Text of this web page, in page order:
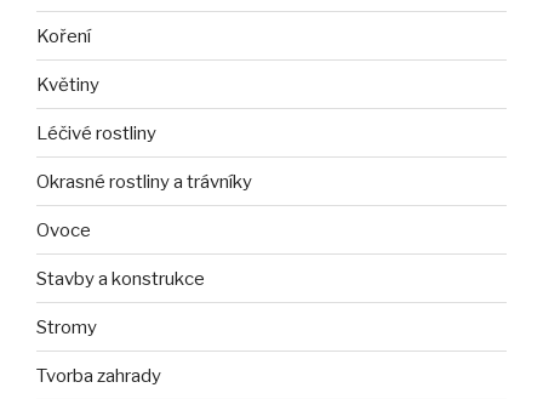
Koření
Květiny
Léčivé rostliny
Okrasné rostliny a trávníky
Ovoce
Stavby a konstrukce
Stromy
Tvorba zahrady